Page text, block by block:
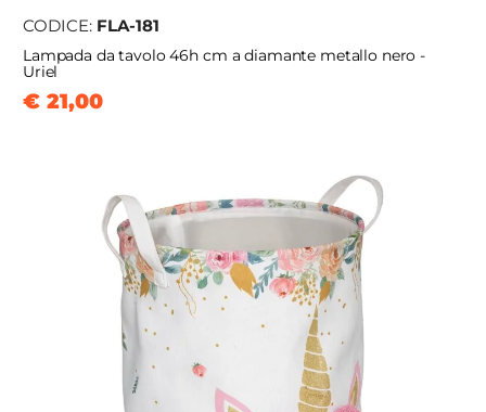
CODICE: FLA-181
Lampada da tavolo 46h cm a diamante metallo nero -
Uriel
€ 21,00